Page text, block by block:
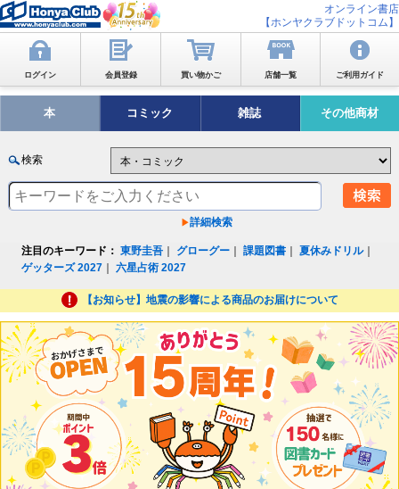
オンライン書店
【ホンヤクラブドットコム】
ログイン 会員登録 買い物かご 店舗一覧 ご利用ガイド
本 コミック 雑誌 その他商材
検索
詳細検索
注目のキーワード： 東野圭吾 グローグー ｜課題図書 ｜夏休みドリル｜
ゲッターズ 2027 ｜六星占術 2027
【お知らせ】地震の影響による商品のお届けについて